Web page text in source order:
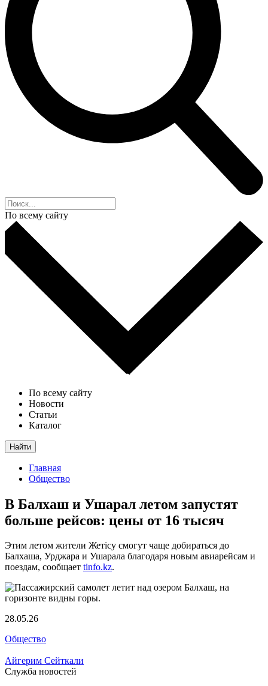
По всему сайту
По всему сайту
Новости
Статьи
Каталог
Найти
Главная
Общество
В Балхаш и Ушарал летом запустят
больше рейсов: цены от 16 тысяч
Этим летом жители Жетісу смогут чаще добираться до
Балхаша, Урджара и Ушарала благодаря новым авиарейсам и
поездам, сообщает tinfo.kz.
28.05.26
Общество
Айгерим Сейткали
Служба новостей